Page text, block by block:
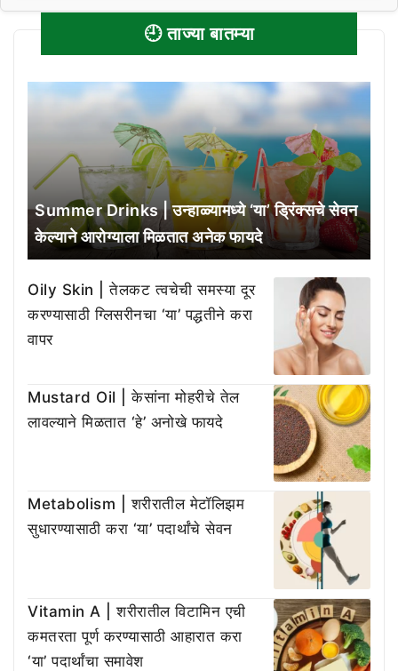
🕘 ताज्या बातम्या
Summer Drinks | उन्हाळ्यामध्ये ‘या’ ड्रिंक्सचे सेवन
केल्याने आरोग्याला मिळतात अनेक फायदे
Oily Skin | तेलकट त्वचेची समस्या दूर
करण्यासाठी ग्लिसरीनचा ‘या’ पद्धतीने करा
वापर
Mustard Oil | केसांना मोहरीचे तेल
लावल्याने मिळतात ‘हे’ अनोखे फायदे
Metabolism | शरीरातील मेटॉलिझम
सुधारण्यासाठी करा ‘या’ पदार्थांचे सेवन
Vitamin A | शरीरातील विटामिन एची
कमतरता पूर्ण करण्यासाठी आहारात करा
‘या’ पदार्थांचा समावेश